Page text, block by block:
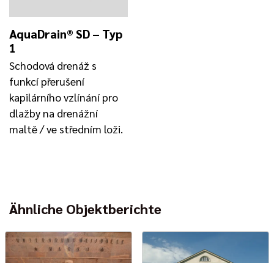
AquaDrain® SD – Typ
1
Schodová drenáž s
funkcí přerušení
kapilárního vzlínání pro
dlažby na drenážní
maltě / ve středním loži.
Ähnliche Objektberichte